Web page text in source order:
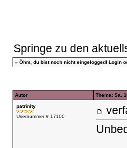
Springe zu den
» Öhm, du bist noch nicht eingelogged! Login
Autor Thema: Sa.
patrinity
Usernummer # 17100